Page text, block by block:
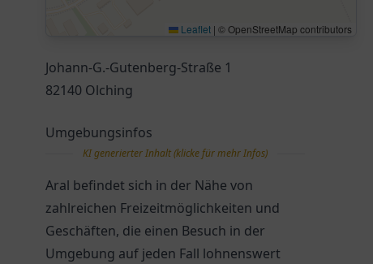
Leaflet | © OpenStreetMap contributors
Johann-G.-Gutenberg-Straße 1
82140 Olching
Umgebungsinfos
KI generierter Inhalt (klicke für mehr Infos)
Aral befindet sich in der Nähe von
zahlreichen Freizeitmöglichkeiten und
Geschäften, die einen Besuch in der
Umgebung auf jeden Fall lohnenswert